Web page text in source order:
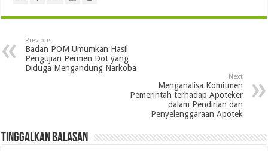
Previous
Badan POM Umumkan Hasil
Pengujian Permen Dot yang
Diduga Mengandung Narkoba
Next
Menganalisa Komitmen
Pemerintah terhadap Apoteker
dalam Pendirian dan
Penyelenggaraan Apotek
Tinggalkan Balasan